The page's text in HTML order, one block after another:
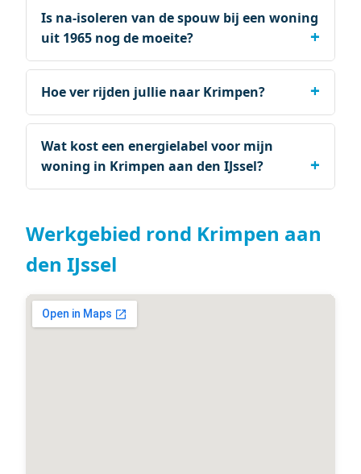
Is na-isoleren van de spouw bij een woning
uit 1965 nog de moeite?
Hoe ver rijden jullie naar Krimpen?
Wat kost een energielabel voor mijn
woning in Krimpen aan den IJssel?
Werkgebied rond Krimpen aan
den IJssel